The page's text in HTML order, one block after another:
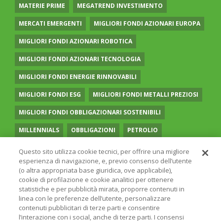
MATERIE PRIME MEGATREND INVESTIMENTO
MERCATI EMERGENTI MIGLIORI FONDI AZIONARI EUROPA
MIGLIORI FONDI AZIONARI ROBOTICA
MIGLIORI FONDI AZIONARI TECNOLOGIA
MIGLIORI FONDI ENERGIE RINNOVABILI
MIGLIORI FONDI ESG MIGLIORI FONDI METALLI PREZIOSI
MIGLIORI FONDI OBBLIGAZIONARI SOSTENIBILI
MILLENNIALS OBBLIGAZIONI PETROLIO
PIANI DI ACCUMULO CAPITALE PORTAFOGLI MODELLO
PREVIDENZA COMPLEMENTARE RECESSIONE
RISPARMIO GESTITO SOCIAL MEDIA STILE VALUE
TASSI UGUAGLIANZA DI GENERE VOLATILITÀ
Questo sito utilizza cookie tecnici, per offrire una migliore
esperienza di navigazione, e, previo consenso dell’utente
(o altra appropriata base giuridica, ove applicabile),
cookie di profilazione e cookie analitici per ottenere
statistiche e per pubblicità mirata, proporre contenuti in
linea con le preferenze dell’utente, personalizzare
contenuti pubblicitari di terze parti e consentire
l’interazione con i social, anche di terze parti. I consensi